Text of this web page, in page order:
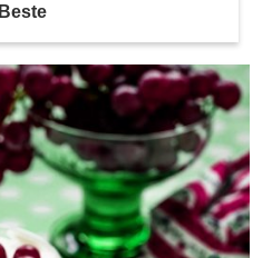
Beste